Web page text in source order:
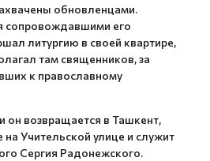
обновленцами.
сопровождавшими его
литургию в своей квартире,
там священников, за
к православному
он возвращается в Ташкент,
на Учительской улице и служит
Сергия Радонежского.